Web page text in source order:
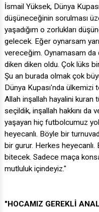
İsmail Yüksek, Dünya
düşüneceğinin sorulması
yaşadığım o zorlukları
gelecek. Eğer oynarsam
vereceğim. Oynamasam
diken diken oldu. Çok lüks
Şu an burada olmak çok
Dünya Kupası'nda
Allah inşallah hayalini
seçildik, inşallah hakkını da
yaşayan hiç futbolcumuz
heyecanlı. Böyle bir
bir gurur. Herkes heyecanlı.
bitecek. Sadece maça
mutluluk içindeyiz."
"HOCAMIZ GEREKLİ